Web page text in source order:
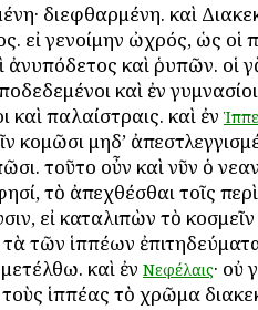
διεφθαρμένη. καὶ
εἰ γενοίμην ὠχρός, ὡς οἱ
ἀνυπόδετος καὶ ῥυπῶν. οἱ
καὶ ἐν
καὶ παλαίστραις. καὶ ἐν
κομῶσι μηδ’
τοῦτο οὖν καὶ νῦν ὁ
τὸ ἀπεχθέσθαι τοῖς
εἰ καταλιπὼν τὸ
τὰ τῶν ἱππέων
καὶ ἐν Νεφέλαις· οὐ
τοὺς ἱππέας τὸ χρῶμα